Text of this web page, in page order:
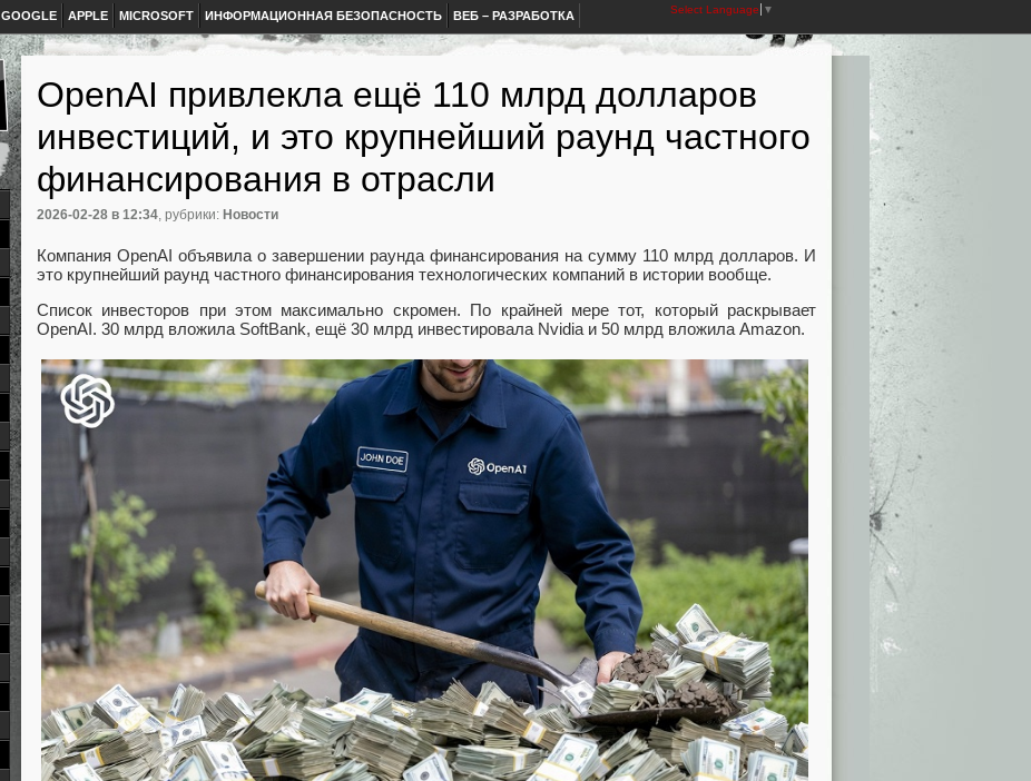
GOOGLE APPLE MICROSOFT ИНФОРМАЦИОННАЯ БЕЗОПАСНОСТЬ ВЕБ – РАЗРАБОТКА Select Language ▼
OpenAI привлекла ещё 110 млрд долларов
инвестиций, и это крупнейший раунд частного
финансирования в отрасли
2026-02-28 в 12:34, рубрики: Новости
Компания OpenAI объявила о завершении раунда финансирования на сумму 110 млрд долларов. И
это крупнейший раунд частного финансирования технологических компаний в истории вообще.
Список инвесторов при этом максимально скромен. По крайней мере тот, который раскрывает
OpenAI. 30 млрд вложила SoftBank, ещё 30 млрд инвестировала Nvidia и 50 млрд вложила Amazon.